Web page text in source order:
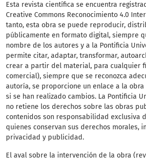
Esta revista científica se encuentra
Creative Commons Reconocimiento 4.0
tanto, esta obra se puede reproducir,
públicamente en formato digital, siempre
nombre de los autores y a la Pontificia
permite citar, adaptar, transformar,
crear a partir del material, para cualquier
comercial), siempre que se reconozca
autoría, se proporcione un enlace a la
si se han realizado cambios. La Pontificia
no retiene los derechos sobre las obras
contenidos son responsabilidad exclusiva
quienes conservan sus derechos morales,
privacidad y publicidad.
El aval sobre la intervención de la obra